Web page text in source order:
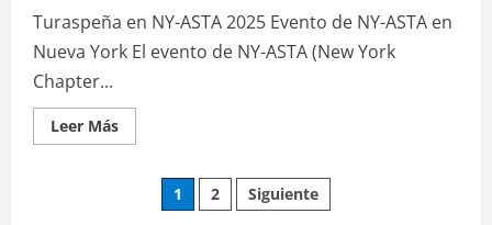
destacado
el
Turaspeña en NY-ASTA 2025 Evento de NY-ASTA en
Nueva York El evento de NY-ASTA (New York
Chapter...
Leer MásLeer
más
Turespaña
colaboraPaginación
1 2 Siguiente